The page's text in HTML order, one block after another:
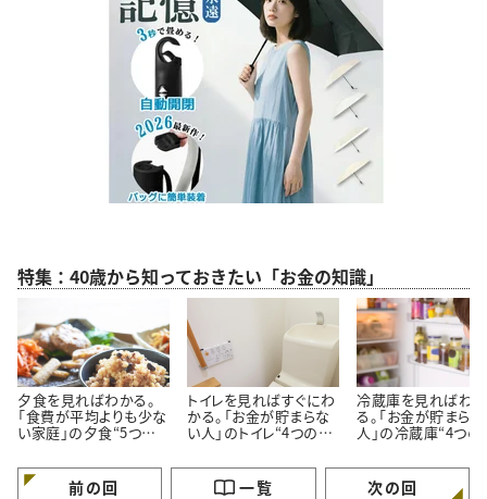
特集：40歳から知っておきたい「お金の知識」
夕食を見ればわかる。
「食費が平均よりも少な
い家庭」の夕食“5つの
トイレを見ればすぐにわ
かる。「お金が貯まらな
い人」のトイレ“4つの特
冷蔵庫を見ればわか
る。「お金が貯まら
人」の冷蔵庫“4つの
前の回 一覧 次の回